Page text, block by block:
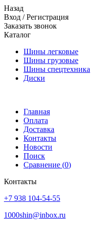
Назад
Вход /Регистрация
Заказать звонок
Каталог
Шины легковые
Шины грузовые
Шины спецтехника
Диски
Главная
Оплата
Доставка
Контакты
Новости
Поиск
Сравнение (0)
Контакты
+7 938 104-54-55
1000shin@inbox.ru